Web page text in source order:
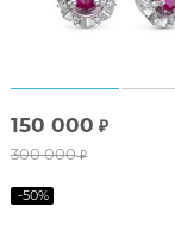
150 000 ₽
300 000₽
-50%